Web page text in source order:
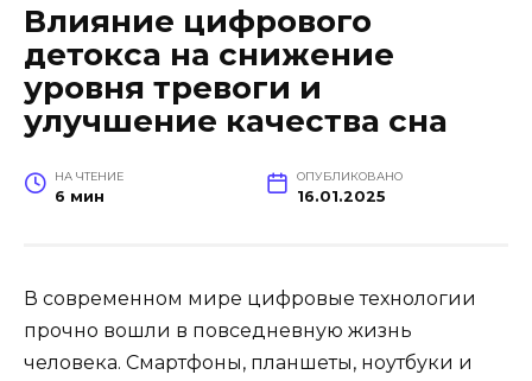
Влияние цифрового
детокса на снижение
уровня тревоги и
улучшение качества сна
НА ЧТЕНИЕ
6 мин
ОПУБЛИКОВАНО
16.01.2025
В современном мире цифровые технологии
прочно вошли в повседневную жизнь
человека. Смартфоны, планшеты, ноутбуки и